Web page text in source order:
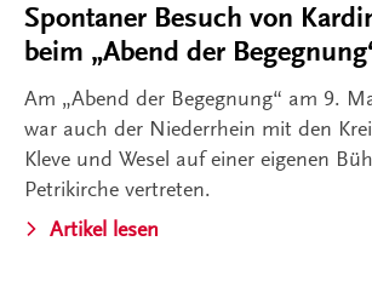
Spontaner Besuch von
beim „Abend der
Am „Abend der Begegnung“ am 9.
war auch der Niederrhein mit den
Kleve und Wesel auf einer eigenen
Petrikirche vertreten.
Artikel lesen